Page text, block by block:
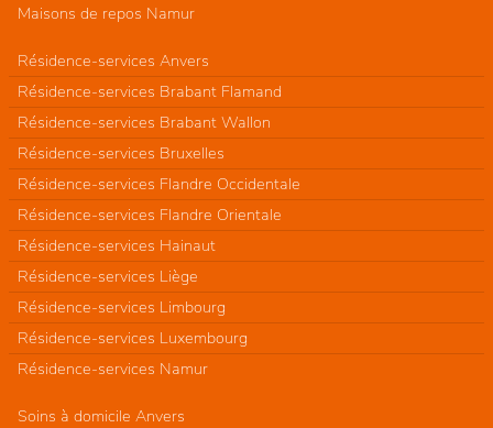
Maisons de repos Namur
Résidence-services Anvers
Résidence-services Brabant Flamand
Résidence-services Brabant Wallon
Résidence-services Bruxelles
Résidence-services Flandre Occidentale
Résidence-services Flandre Orientale
Résidence-services Hainaut
Résidence-services Liège
Résidence-services Limbourg
Résidence-services Luxembourg
Résidence-services Namur
Soins à domicile Anvers